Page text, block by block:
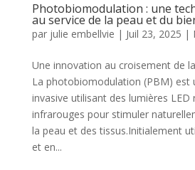
Photobiomodulation : une
au service de la peau et du
par julie embellvie | Juil 23, 2025 |
Une innovation au croisement de
La photobiomodulation (PBM) est
invasive utilisant des lumières LED
infrarouges pour stimuler
la peau et des tissus.Initialement
et en...